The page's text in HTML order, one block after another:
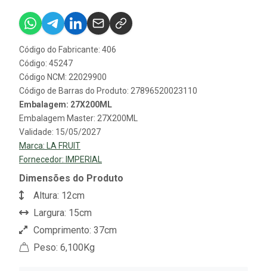
Código do Fabricante: 406
Código: 45247
Código NCM: 22029900
Código de Barras do Produto: 27896520023110
Embalagem: 27X200ML
Embalagem Master: 27X200ML
Validade: 15/05/2027
Marca:
LA FRUIT
Fornecedor: IMPERIAL
Dimensões do Produto
Altura: 12cm
Largura: 15cm
Comprimento: 37cm
Peso: 6,100Kg